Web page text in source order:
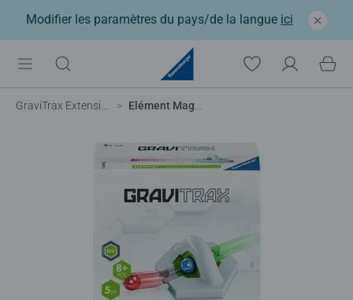
Modifier les paramètres du pays/de la langue ici
GraviTrax Extensions Elément Magnetic Cannon / Canon Magnétique